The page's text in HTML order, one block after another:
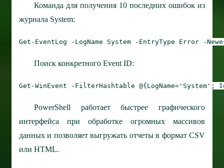
Команда для получения 10 последних ошибок из
журнала System:
Get-EventLog -LogName System -EntryType Error -
Поиск конкретного Event ID:
Get-WinEvent -FilterHashtable @{LogName= 'System' ;
PowerShell работает быстрее графического
интерфейса при обработке огромных массивов
данных и позволяет выгружать отчеты в формат CSV
или HTML.